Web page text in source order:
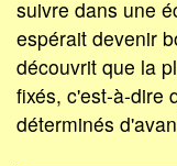
suivre dans une
espérait devenir
découvrit que la
fixés, c'est-à-dire
déterminés